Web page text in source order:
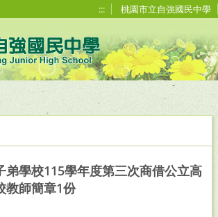
::: 桃園市立自強國民中學
弟學校115學年度第三次商借公立高
教師簡章1份